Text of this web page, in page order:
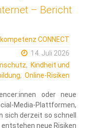
– Bericht
CONNECT
14. Juli 2026
, Kindheit und
, Online-Risiken
oder neue
Media-Plattformen,
sich derzeit so schnell
neue Risiken